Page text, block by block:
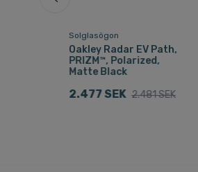
Solglasögon
Oakley Radar EV Path,
PRIZM™, Polarized,
Matte Black
2.477 SEK 2.481 SEK